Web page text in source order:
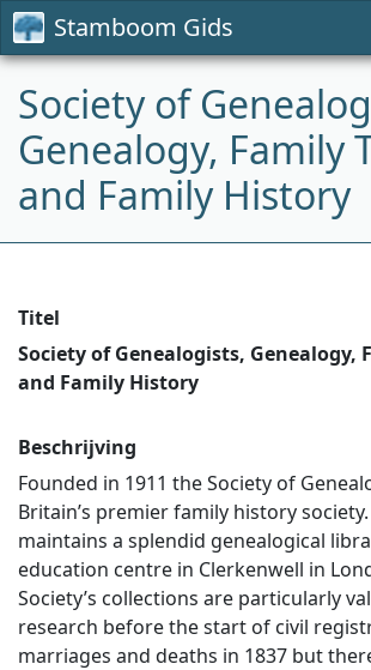
Stamboom Gids
Society of
Genealogy, Family
and Family History
Titel
Society of Genealogists, Genealogy,
and Family History
Beschrijving
Founded in 1911 the Society of
Britain’s premier family history
maintains a splendid genealogical
education centre in Clerkenwell in
Society’s collections are particularly
research before the start of civil
marriages and deaths in 1837 but